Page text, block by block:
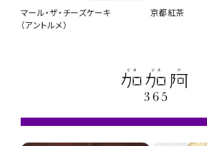
赤たまごバターカステラ「京たま妓」8個入
マール・ザ・チーズケーキ
（アントルメ）
京都紅茶